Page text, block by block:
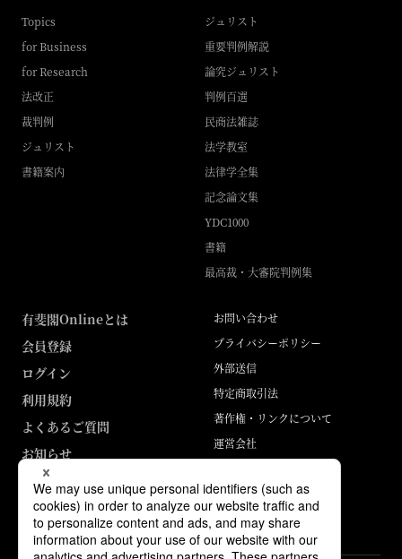
Topics
for Business
for Research
法改正
裁判例
ジュリスト
書籍案内
ジュリスト
重要判例解説
論究ジュリスト
判例百選
民商法雑誌
法学教室
法律学全集
記念論文集
YDC1000
書籍
最高裁・大審院判例集
有斐閣Onlineとは
会員登録
ログイン
利用規約
よくあるご質問
お知らせ
お問い合わせ
プライバシーポリシー
外部送信
特定商取引法
著作権・リンクについて
運営会社